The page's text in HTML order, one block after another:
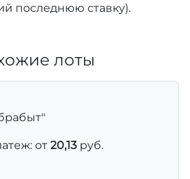
последнюю ставку).
лоты
от 20,13 руб.